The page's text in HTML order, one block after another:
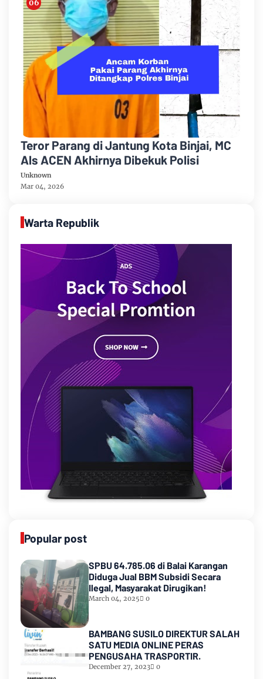
Teror Parang di Jantung Kota Binjai, MC
Als ACEN Akhirnya Dibekuk Polisi
Unknown
Mar 04, 2026
Warta Republik
Popular post
SPBU 64.785.06 di Balai Karangan
Diduga Jual BBM Subsidi Secara
Ilegal, Masyarakat Dirugikan!
March 04, 2025 0
BAMBANG SUSILO DIREKTUR SALAH
SATU MEDIA ONLINE PERAS
PENGUSAHA TRASPORTIR.
December 27, 2023 0